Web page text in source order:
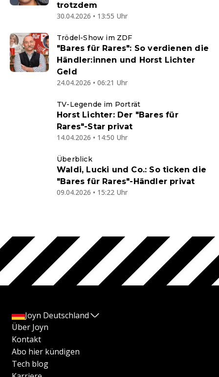
trotzdem
30.04.2026 • 13:55 Uhr
Trödel-Show im ZDF
"Bares für Rares": So verdienen die
Händler:innen und Horst Lichter
Geld
24.04.2026 • 06:21 Uhr
TV-Legende im Porträt
Horst Lichter: Der "Bares für
Rares"-Star privat
14.04.2026 • 14:50 Uhr
Überblick
Waldi, Lucki und Co.: So ticken die
"Bares für Rares"-Händler privat
09.04.2026 • 15:22 Uhr
Joyn Deutschland
Über Joyn
Kontakt
Abo hier kündigen
Tech blog